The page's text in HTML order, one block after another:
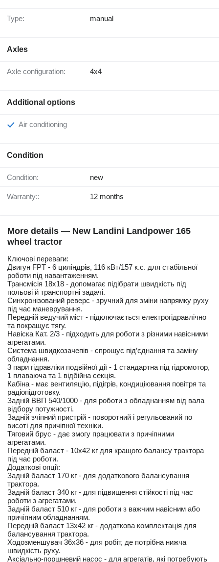
Type: manual
Axles
Axle configuration: 4x4
Additional options
Air conditioning
Condition
Condition: new
Warranty:: 12 months
More details — New Landini Landpower 165
wheel tractor
Ключові переваги:
Двигун FPT - 6 циліндрів, 116 кВт/157 к.с. для стабільної
роботи під навантаженням.
Трансмісія 18х18 - допомагає підібрати швидкість під
польові й транспортні задачі.
Синхронізований реверс - зручний для зміни напрямку руху
під час маневрування.
Передній ведучий міст - підключається електрогідравлічно
та покращує тягу.
Навіска Кат. 2/3 - підходить для роботи з різними навісними
агрегатами.
Система швидкозачепів - спрощує під’єднання та заміну
обладнання.
3 пари гідравліки подвійної дії - 1 стандартна під гідромотор,
1 плаваюча та 1 відбійна секція.
Кабіна - має вентиляцію, підігрів, кондиціювання повітря та
радіопідготовку.
Задній ВВП 540/1000 - для роботи з обладнанням від вала
відбору потужності.
Задній зчіпний пристрій - поворотний і регульований по
висоті для причіпної техніки.
Тяговий брус - дає змогу працювати з причіпними
агрегатами.
Передній баласт - 10х42 кг для кращого балансу трактора
під час роботи.
Додаткові опції:
Задній баласт 170 кг - для додаткового балансування
трактора.
Задній баласт 340 кг - для підвищення стійкості під час
роботи з агрегатами.
Задній баласт 510 кг - для роботи з важчим навісним або
причіпним обладнанням.
Передній баласт 13х42 кг - додаткова комплектація для
балансування трактора.
Ходозменшувач 36х36 - для робіт, де потрібна нижча
швидкість руху.
Аксіально-поршневий насос - для агрегатів, які потребують